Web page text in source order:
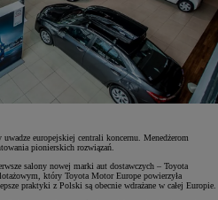
europejskiej centrali koncernu. Menedżerom
pionierskich rozwiązań.
salony nowej marki aut dostawczych – Toyota
który Toyota Motor Europe powierzyła
praktyki z Polski są obecnie wdrażane w całej Europie.